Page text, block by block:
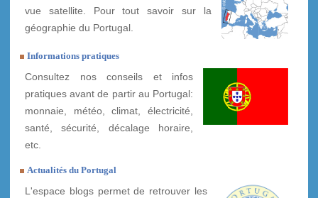
vue satellite. Pour tout savoir sur la
géographie du Portugal.
Informations pratiques
Consultez nos conseils et infos
pratiques avant de partir au Portugal:
monnaie, météo, climat, électricité,
santé, sécurité, décalage horaire,
etc.
Actualités du Portugal
L'espace blogs permet de retrouver les